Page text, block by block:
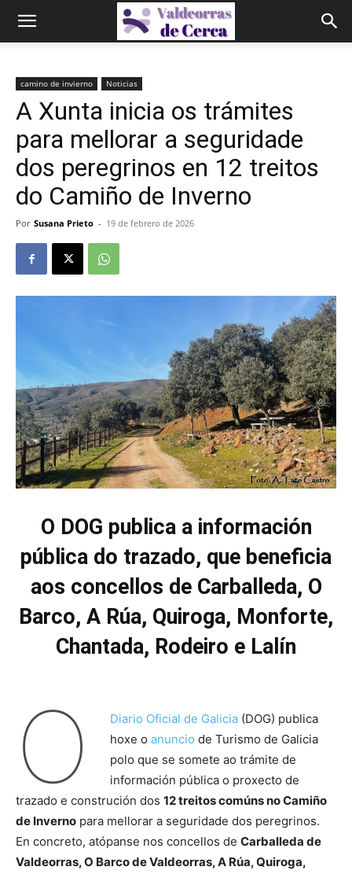
camino de invierno Noticias
A Xunta inicia os trámites
para mellorar a seguridade
dos peregrinos en 12 treitos
do Camiño de Inverno
Por Susana Prieto - 19 de febrero de 2026
O DOG publica a información
pública do trazado, que beneficia
aos concellos de Carballeda, O
Barco, A Rúa, Quiroga, Monforte,
Chantada, Rodeiro e Lalín
O Diario Oficial de Galicia(DOG) publica
hoxe o anuncio de Turismo de Galicia
polo que se somete ao trámite de
información pública o proxecto de
trazado e construción dos 12 treitos comúns no Camiño
de Inverno para mellorar a seguridade dos peregrinos.
En concreto, atópanse nos concellos de Carballeda de
Valdeorras, O Barco de Valdeorras, A Rúa, Quiroga,